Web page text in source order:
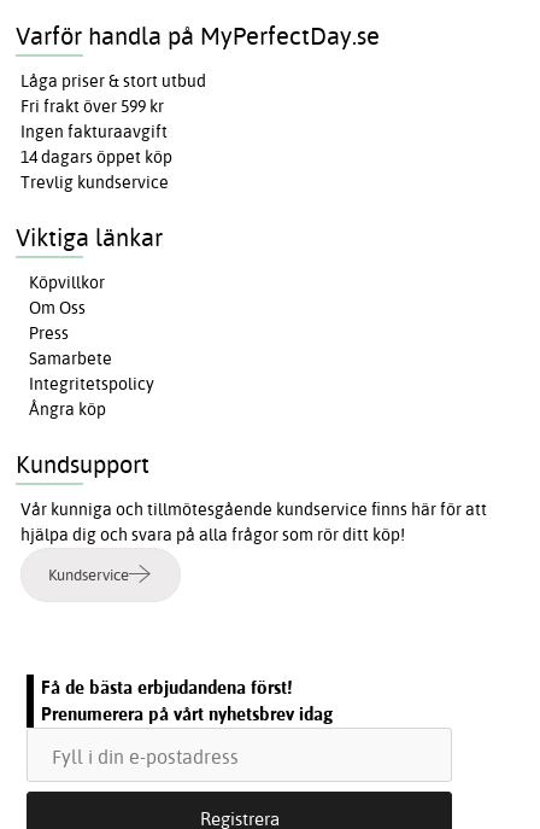
Varför handla på MyPerfectDay.se
Låga priser & stort utbud
Fri frakt över 599 kr
Ingen fakturaavgift
14 dagars öppet köp
Trevlig kundservice
Viktiga länkar
Köpvillkor
Om Oss
Press
Samarbete
Integritetspolicy
Ångra köp
Kundsupport
Vår kunniga och tillmötesgående kundservice finns här för att
hjälpa dig och svara på alla frågor som rör ditt köp!
Kundservice
Få de bästa erbjudandena först!
Prenumerera på vårt nyhetsbrev idag